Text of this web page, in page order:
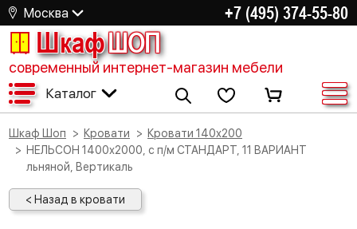
Москва +7 (495) 374-55-80
ШкафШОП
современный интернет-магазин мебели
Каталог
Шкаф Шоп Кровати
Кровати 140х200
НЕЛЬСОН 1400х2000, с п/м СТАНДАРТ, 11 ВАРИАНТ
льняной, Вертикаль
< Назад в кровати